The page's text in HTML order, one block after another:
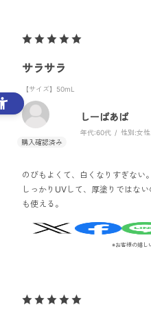
サラサラ
【サイズ】50mL
しーばあば
年代:60代 性別:女性
のびもよくて、白くなりすぎない。
しっかりUVして、厚塗りではな
も使える。
※お客様の嬉し